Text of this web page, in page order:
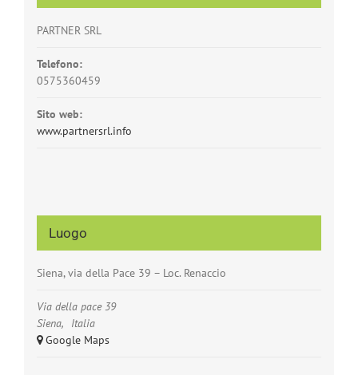
PARTNER SRL
Telefono:
0575360459
Sito web:
www.partnersrl.info
Luogo
Siena, via della Pace 39 – Loc. Renaccio
Via della pace 39
Siena,
Italia
+ Google Maps